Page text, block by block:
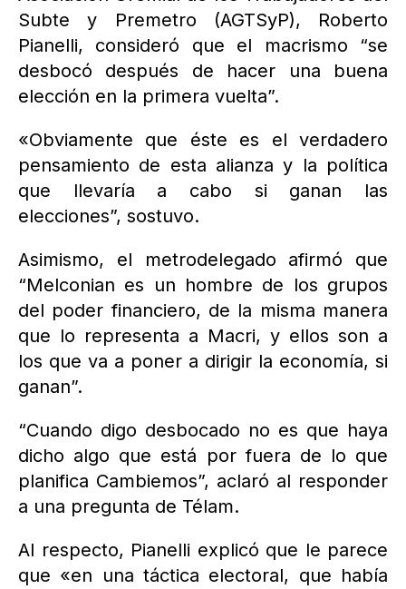
Subte y Premetro (AGTSyP), Roberto
Pianelli, consideró que el macrismo “se
desbocó después de hacer una buena
elección en la primera vuelta”.
«Obviamente que éste es el verdadero
pensamiento de esta alianza y la política
que llevaría a cabo si ganan las
elecciones”, sostuvo.
Asimismo, el metrodelegado afirmó que
“Melconian es un hombre de los grupos
del poder financiero, de la misma manera
que lo representa a Macri, y ellos son a
los que va a poner a dirigir la economía, si
ganan”.
“Cuando digo desbocado no es que haya
dicho algo que está por fuera de lo que
planifica Cambiemos”, aclaró al responder
a una pregunta de Télam.
Al respecto, Pianelli explicó que le parece
que «en una táctica electoral, que había